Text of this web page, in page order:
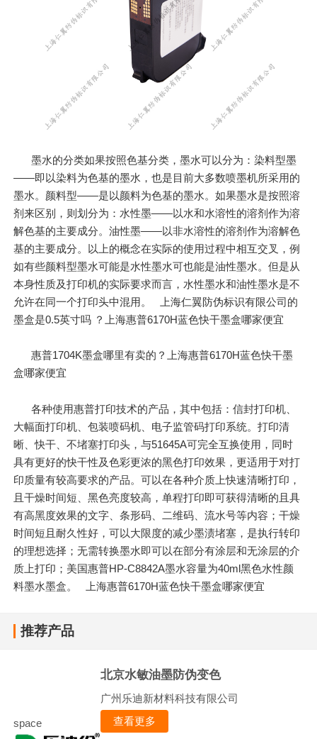
墨水的分类如果按照色基分类，墨水可以分为：染料型墨
——即以染料为色基的墨水，也是目前大多数喷墨机所采用的
墨水。颜料型——是以颜料为色基的墨水。如果墨水是按照溶
剂来区别，则划分为：水性墨——以水和水溶性的溶剂作为溶
解色基的主要成分。油性墨——以非水溶性的溶剂作为溶解色
基的主要成分。以上的概念在实际的使用过程中相互交叉，例
如有些颜料型墨水可能是水性墨水可也能是油性墨水。但是从
本身性质及打印机的实际要求而言，水性墨水和油性墨水是不
允许在同一个打印头中混用。 上海仁翼防伪标识有限公司的
墨盒是0.5英寸吗 ？上海惠普6170H蓝色快干墨盒哪家便宜
惠普1704K墨盒哪里有卖的？上海惠普6170H蓝色快干墨
盒哪家便宜
各种使用惠普打印技术的产品，其中包括：信封打印机、
大幅面打印机、包装喷码机、电子监管码打印系统。打印清
晰、快干、不堵塞打印头，与51645A可完全互换使用，同时
具有更好的快干性及色彩更浓的黑色打印效果，更适用于对打
印质量有较高要求的产品。可以在各种介质上快速清晰打印，
且干燥时间短、黑色亮度较高，单程打印即可获得清晰的且具
有高黑度效果的文字、条形码、二维码、流水号等内容；干燥
时间短且耐久性好，可以大限度的减少墨渍堵塞，是执行转印
的理想选择；无需转换墨水即可以在部分有涂层和无涂层的介
质上打印；美国惠普HP-C8842A墨水容量为40ml黑色水性颜
料墨水墨盒。 上海惠普6170H蓝色快干墨盒哪家便宜
推荐产品
space
北京水敏油墨防伪变色
广州乐迪新材料科技有限公司
查看更多